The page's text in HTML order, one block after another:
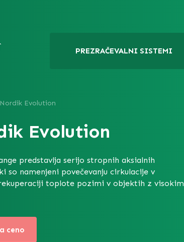
PREZRAČEVALNI SISTEMI
Evolution
Evolution
predstavlja serijo stropnih aksialnih
so namenjeni povečevanju cirkulacije v
toplote pozimi v objektih z visokim
ceno